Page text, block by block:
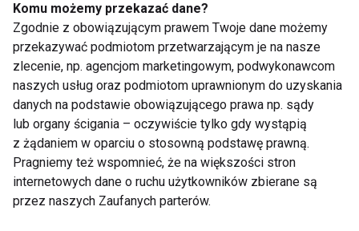
PRZEPIS: Kanapka mocy z serem Gouda
MSM Mońki, awokado i jajkiem
Prosty przykład posiłku, który łączy białko,
węglowodany i zdrowe tłuszcze.
Składniki (2 porcje):
4 kromki pełnoziarnistego pieczywa
4 plastry sera Gouda MSM Mońki
2 jajka
Komu możemy przekazać dane?
Zgodnie z obowiązującym prawem Twoje dane możemy
przekazywać podmiotom przetwarzającym je na nasze
zlecenie, np. agencjom marketingowym, podwykonawcom
naszych usług oraz podmiotom uprawnionym do uzyskania
danych na podstawie obowiązującego prawa np. sądy
lub organy ścigania – oczywiście tylko gdy wystąpią
z żądaniem w oparciu o stosowną podstawę prawną.
Pragniemy też wspomnieć, że na większości stron
internetowych dane o ruchu użytkowników zbierane są
przez naszych Zaufanych parterów.